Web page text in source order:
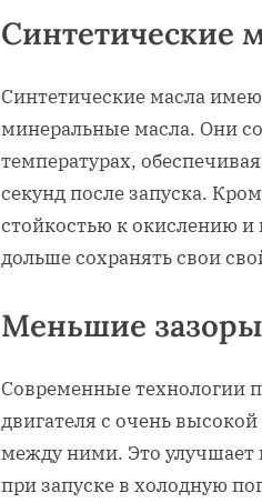
Синтетические
Синтетические масла
минеральные масла. Они
температурах,
секунд после запуска.
стойкостью к окислению
дольше сохранять свои
Меньшие
Современные технологии
двигателя с очень
между ними. Это улучшает
при запуске в холодную